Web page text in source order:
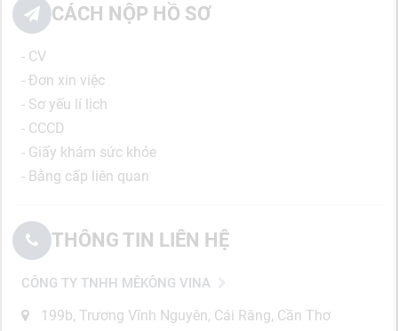
CÁCH NỘP HỒ SƠ
- CV
- Đơn xin việc
- Sơ yếu lí lịch
- CCCD
- Giấy khám sức khỏe
- Bằng cấp liên quan
THÔNG TIN LIÊN HỆ
CÔNG TY TNHH MÊKÔNG VINA
199b, Trương Vĩnh Nguyên, Cái Răng, Cần Thơ